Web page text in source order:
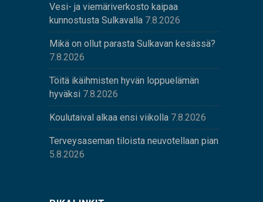
Vesi- ja viemäriverkosto kaipaa
kunnostusta Sulkavalla 7.8.2026
Mikä on ollut parasta Sulkavan kesässä?
7.8.2026
Töitä ikäihmisten hyvän loppuelämän
hyväksi 7.8.2026
Koulutaival alkaa ensi viikolla 7.8.2026
Terveysaseman tiloista neuvotellaan pian
5.8.2026